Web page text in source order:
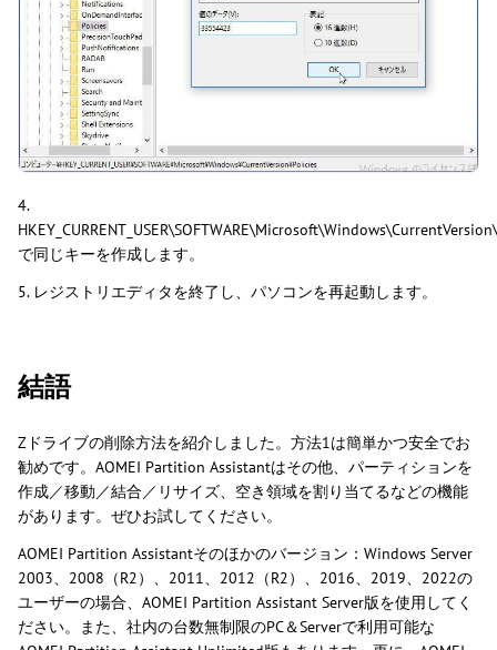
4.
で同じキーを作成します。
5. レジストリエディタを終了し、パソコンを再起動します。
結語
Zドライブの削除方法を紹介しました。方法1は簡単かつ安全でお
勧めです。AOMEI Partition Assistantはその他、パーティションを
作成／移動／結合／リサイズ、空き領域を割り当てるなどの機能
があります。ぜひお試してください。
AOMEI Partition Assistantそのほかのバージョン：Windows Server
2003、2008（R2）、2011、2012（R2）、2016、2019、2022の
ユーザーの場合、AOMEI Partition Assistant Server版を使用してく
ださい。また、社内の台数無制限のPC＆Serverで利用可能な